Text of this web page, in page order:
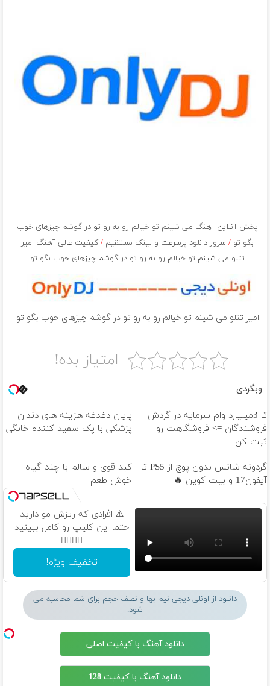
پخش آنلاین آهنگ می شینم تو خیالم رو به رو تو در گوشم چیزهای خوب
بگو تو /سرور دانلود پرسرعت و لینک مستقیم /کیفیت عالی آهنگ امیر
تتلو می شینم تو خیالم رو به رو تو در گوشم چیزهای خوب بگو تو
امیر تتلو می شینم تو خیالم رو به رو تو در گوشم چیزهای خوب بگو تو
امتیاز بده!
وبگردی
تا 3میلیارد وام سرمایه در گردش
فروشندگان => فروشگاهت رو
ثبت کن
پایان دغدغه هزینه های دندان
پزشکی با پک سفید کننده خانگی
گردونه شانس بدون پوچ از PS5 تا
آیفون17 و بیت کوین 🔥
کبد قوی و سالم با چند گیاه
خوش طعم
⚠️ افرادی که ریزش مو دارید
حتما این کلیپ رو کامل ببینید
👆🏻👆🏻
تخفیف ویژه!
دانلود از اونلی دیجی نیم بها و نصف حجم برای شما محاسبه می
شود.
دانلود آهنگ با کیفیت اصلی
دانلود آهنگ با کیفیت 128